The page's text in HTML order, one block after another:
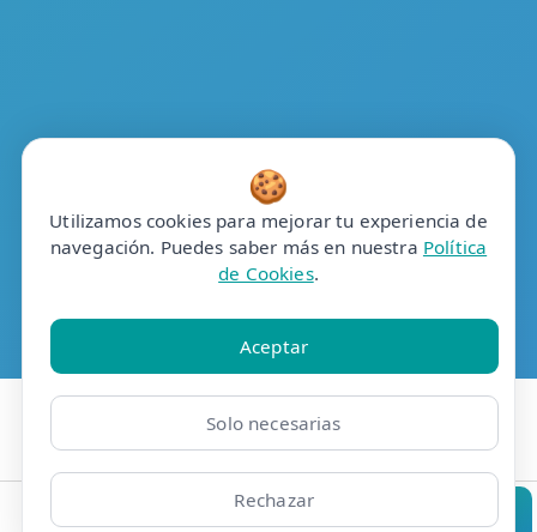
🍪
Utilizamos cookies para mejorar tu experiencia de
navegación. Puedes saber más en nuestra Política
de Cookies.
Aceptar
Solo necesarias
Rechazar